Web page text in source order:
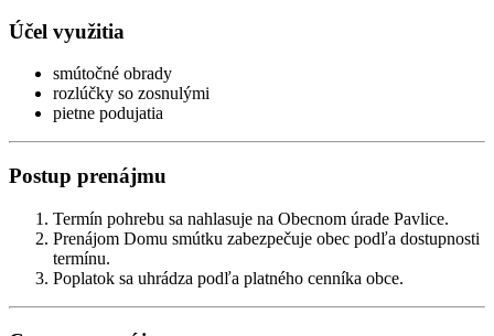
Účel využitia
smútočné obrady
rozlúčky so zosnulými
pietne podujatia
Postup prenájmu
Termín pohrebu sa nahlasuje na Obecnom úrade Pavlice.
Prenájom Domu smútku zabezpečuje obec podľa dostupnosti
termínu.
Poplatok sa uhrádza podľa platného cenníka obce.